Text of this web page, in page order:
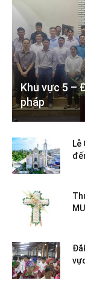
Khu vực 5 –
pháp
Lễ